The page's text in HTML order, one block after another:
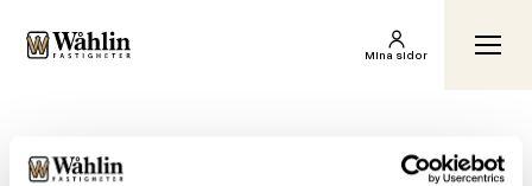
Wåhlin Fastigheter AB Mina sidor
Hem Hyr av oss